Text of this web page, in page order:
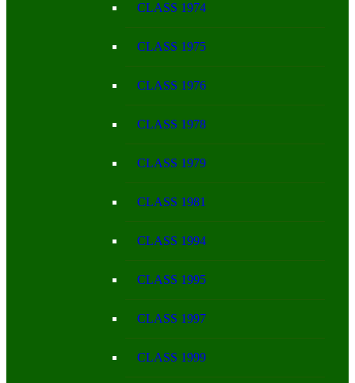
CLASS 1974
CLASS 1975
CLASS 1976
CLASS 1978
CLASS 1979
CLASS 1981
CLASS 1994
CLASS 1995
CLASS 1997
CLASS 1999